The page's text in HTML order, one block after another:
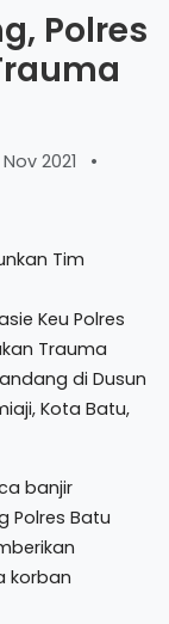
Polres
2021
•
Keu Polres
Trauma
di Dusun
Kota Batu,
banjir
Polres Batu
korban